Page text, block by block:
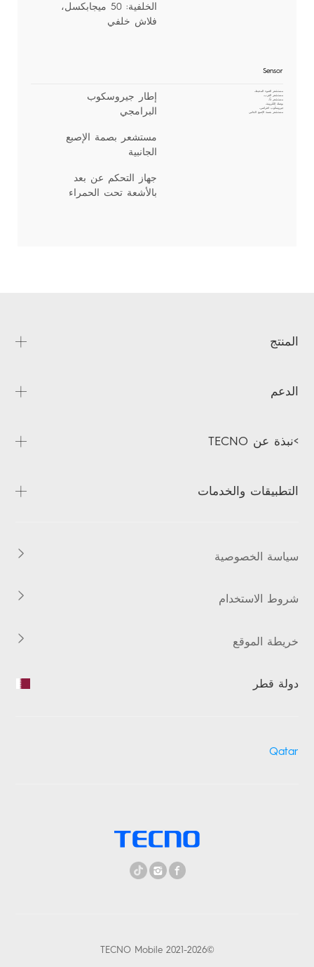
الخلفية: 50 ميجابكسل،
فلاش خلفي
Sensor
مستشعر الضوء المحيط،
مستشعر القرب،
مستشعر G،
بوصلة إلكترونية،
جيروسكوب افتراضي،
مستشعر بصمة الإصبع الجانبي
إطار جيروسكوب
البرامجي
مستشعر بصمة الإصبع
الجانبية
جهاز التحكم عن بعد
بالأشعة تحت الحمراء
المنتج
الدعم
>نبذة عن TECNO
التطبيقات والخدمات
Boomplay Music
سياسة الخصوصية
شروط الاستخدام
خريطة الموقع
دولة قطر
Qatar
©2021-2026 TECNO Mobile